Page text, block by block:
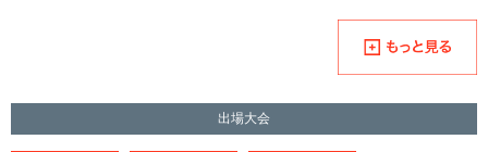
出場大会